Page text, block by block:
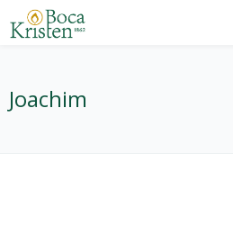
Joachim